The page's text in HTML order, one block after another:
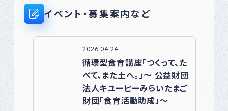
イベント・募集案内など
2026.04.24
循環型食育講座「つくって、た
べて、また土へ。」～ 公益財団
法人キユーピーみらいたまご
財団「食育活動助成」～